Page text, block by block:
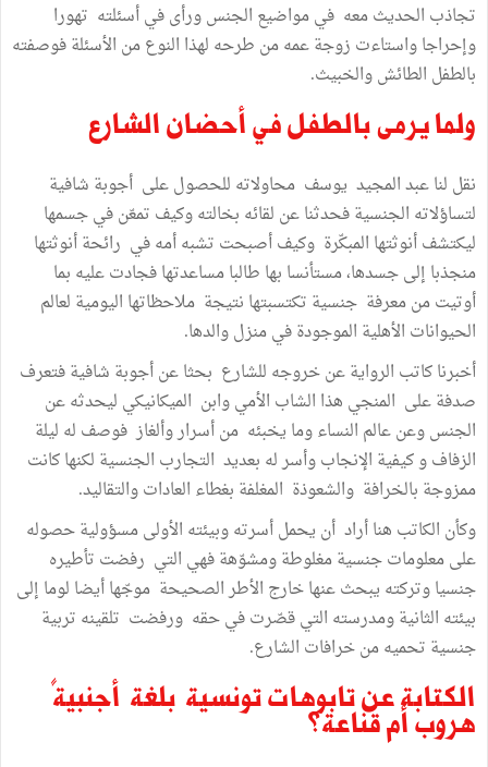
تجاذب الحديث معه في مواضيع الجنس ورأى في أسئلته تهورا
وإحراجا واستاءت زوجة عمه من طرحه لهذا النوع من الأسئلة فوصفته
بالطفل الطائش والخبيث.
ولما يرمى بالطفل في أحضان الشارع
نقل لنا عبد المجيد يوسف محاولاته للحصول على أجوبة شافية
لتساؤلاته الجنسية فحدثنا عن لقائه بخالته وكيف تمعّن في جسمها
ليكتشف أنوثتها المبكّرة وكيف أصبحت تشبه أمه في رائحة أنوثتها
منجذبا إلى جسدها، مستأنسا بها طالبا مساعدتها فجادت عليه بما
أوتيت من معرفة جنسية تكتسبتها نتيجة ملاحظاتها اليومية لعالم
الحيوانات الأهلية الموجودة في منزل والدها.
أخبرنا كاتب الرواية عن خروجه للشارع بحثا عن أجوبة شافية فتعرف
صدفة على المنجي هذا الشاب الأمي وابن الميكانيكي ليحدثه عن
الجنس وعن عالم النساء وما يخبئه من أسرار وألغاز فوصف له ليلة
الزفاف و كيفية الإنجاب وأسر له بعديد التجارب الجنسية لكنها كانت
ممزوجة بالخرافة والشعوذة المغلفة بغطاء العادات والتقاليد.
وكأن الكاتب هنا أراد أن يحمل أسرته وبيئته الأولى مسؤولية حصوله
على معلومات جنسية مغلوطة ومشوّهة فهي التي رفضت تأطيره
جنسيا وتركته يبحث عنها خارج الأطر الصحيحة موجّها أيضا لوما إلى
بيئته الثانية ومدرسته التي قصّرت في حقه ورفضت تلقينه تربية
جنسية تحميه من خرافات الشارع.
الكتابة عن تابوهات تونسية بلغة أجنبيةً
هروب أم قناعة؟